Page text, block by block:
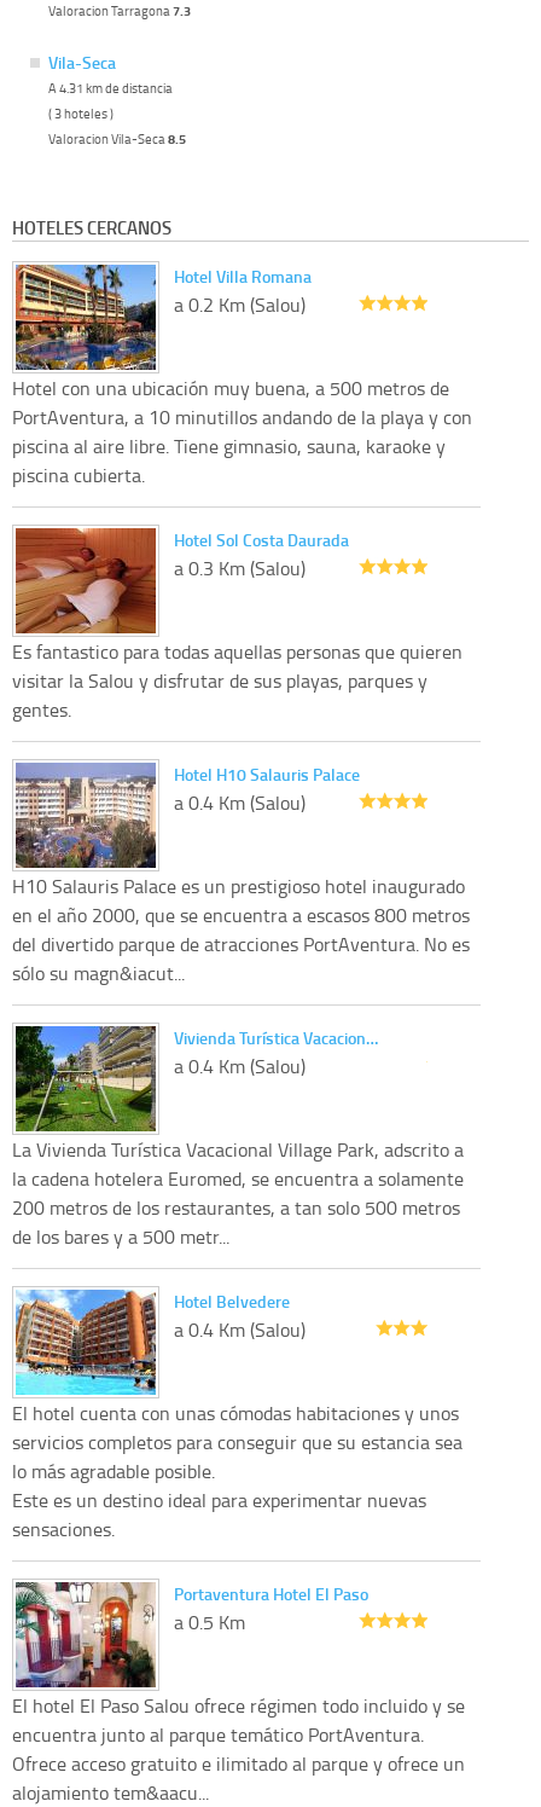
Valoracion Tarragona 7.3
Vila-Seca
A 4.31 km de distancia
( 3 hoteles )
Valoracion Vila-Seca 8.5
HOTELES CERCANOS
Hotel Villa Romana
a 0.2 Km (Salou)
Hotel con una ubicación muy buena, a 500 metros de
PortAventura, a 10 minutillos andando de la playa y con
piscina al aire libre. Tiene gimnasio, sauna, karaoke y
piscina cubierta.
Hotel Sol Costa Daurada
a 0.3 Km (Salou)
Es fantastico para todas aquellas personas que quieren
visitar la Salou y disfrutar de sus playas, parques y
gentes.
Hotel H10 Salauris Palace
a 0.4 Km (Salou)
H10 Salauris Palace es un prestigioso hotel inaugurado
en el año 2000, que se encuentra a escasos 800 metros
del divertido parque de atracciones PortAventura. No es
sólo su magn&iacut...
Vivienda Turística Vacacion…
a 0.4 Km (Salou)
La Vivienda Turística Vacacional Village Park, adscrito a
la cadena hotelera Euromed, se encuentra a solamente
200 metros de los restaurantes, a tan solo 500 metros
de los bares y a 500 metr...
Hotel Belvedere
a 0.4 Km (Salou)
El hotel cuenta con unas cómodas habitaciones y unos
servicios completos para conseguir que su estancia sea
lo más agradable posible.
Este es un destino ideal para experimentar nuevas
sensaciones.
Portaventura Hotel El Paso
a 0.5 Km
El hotel El Paso Salou ofrece régimen todo incluido y se
encuentra junto al parque temático PortAventura.
Ofrece acceso gratuito e ilimitado al parque y ofrece un
alojamiento tem&aacu...